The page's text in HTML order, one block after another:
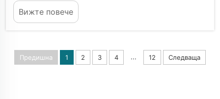
Xinhe Intelligent E...
Вижте повече
Предишна 1 2 3 4 ... 12 Следваща